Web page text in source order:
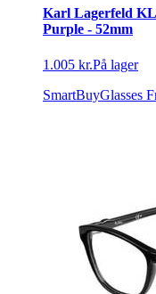
Karl Lagerfeld
Purple - 52mm
1.005 kr.På lager
SmartBuyGlasses